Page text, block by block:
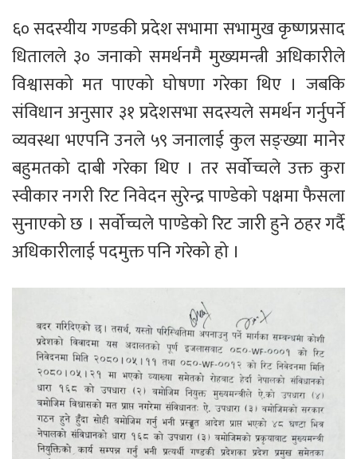
६० सदस्यीय गण्डकी प्रदेश सभामा सभामुख कृष्णप्रसाद
धितालले ३० जनाको समर्थनमै मुख्यमन्त्री अधिकारीले
विश्वासको मत पाएको घोषणा गरेका थिए । जबकि
संविधान अनुसार ३१ प्रदेशसभा सदस्यले समर्थन गर्नुपर्ने
व्यवस्था भएपनि उनले ५९ जनालाई कुल सङ्ख्या मानेर
बहुमतको दाबी गरेका थिए । तर सर्वोच्चले उक्त कुरा
स्वीकार नगरी रिट निवेदन सुरेन्द्र पाण्डेको पक्षमा फैसला
सुनाएको छ । सर्वोच्चले पाण्डेको रिट जारी हुने ठहर गर्दै
अधिकारीलाई पदमुक्त पनि गरेको हो ।